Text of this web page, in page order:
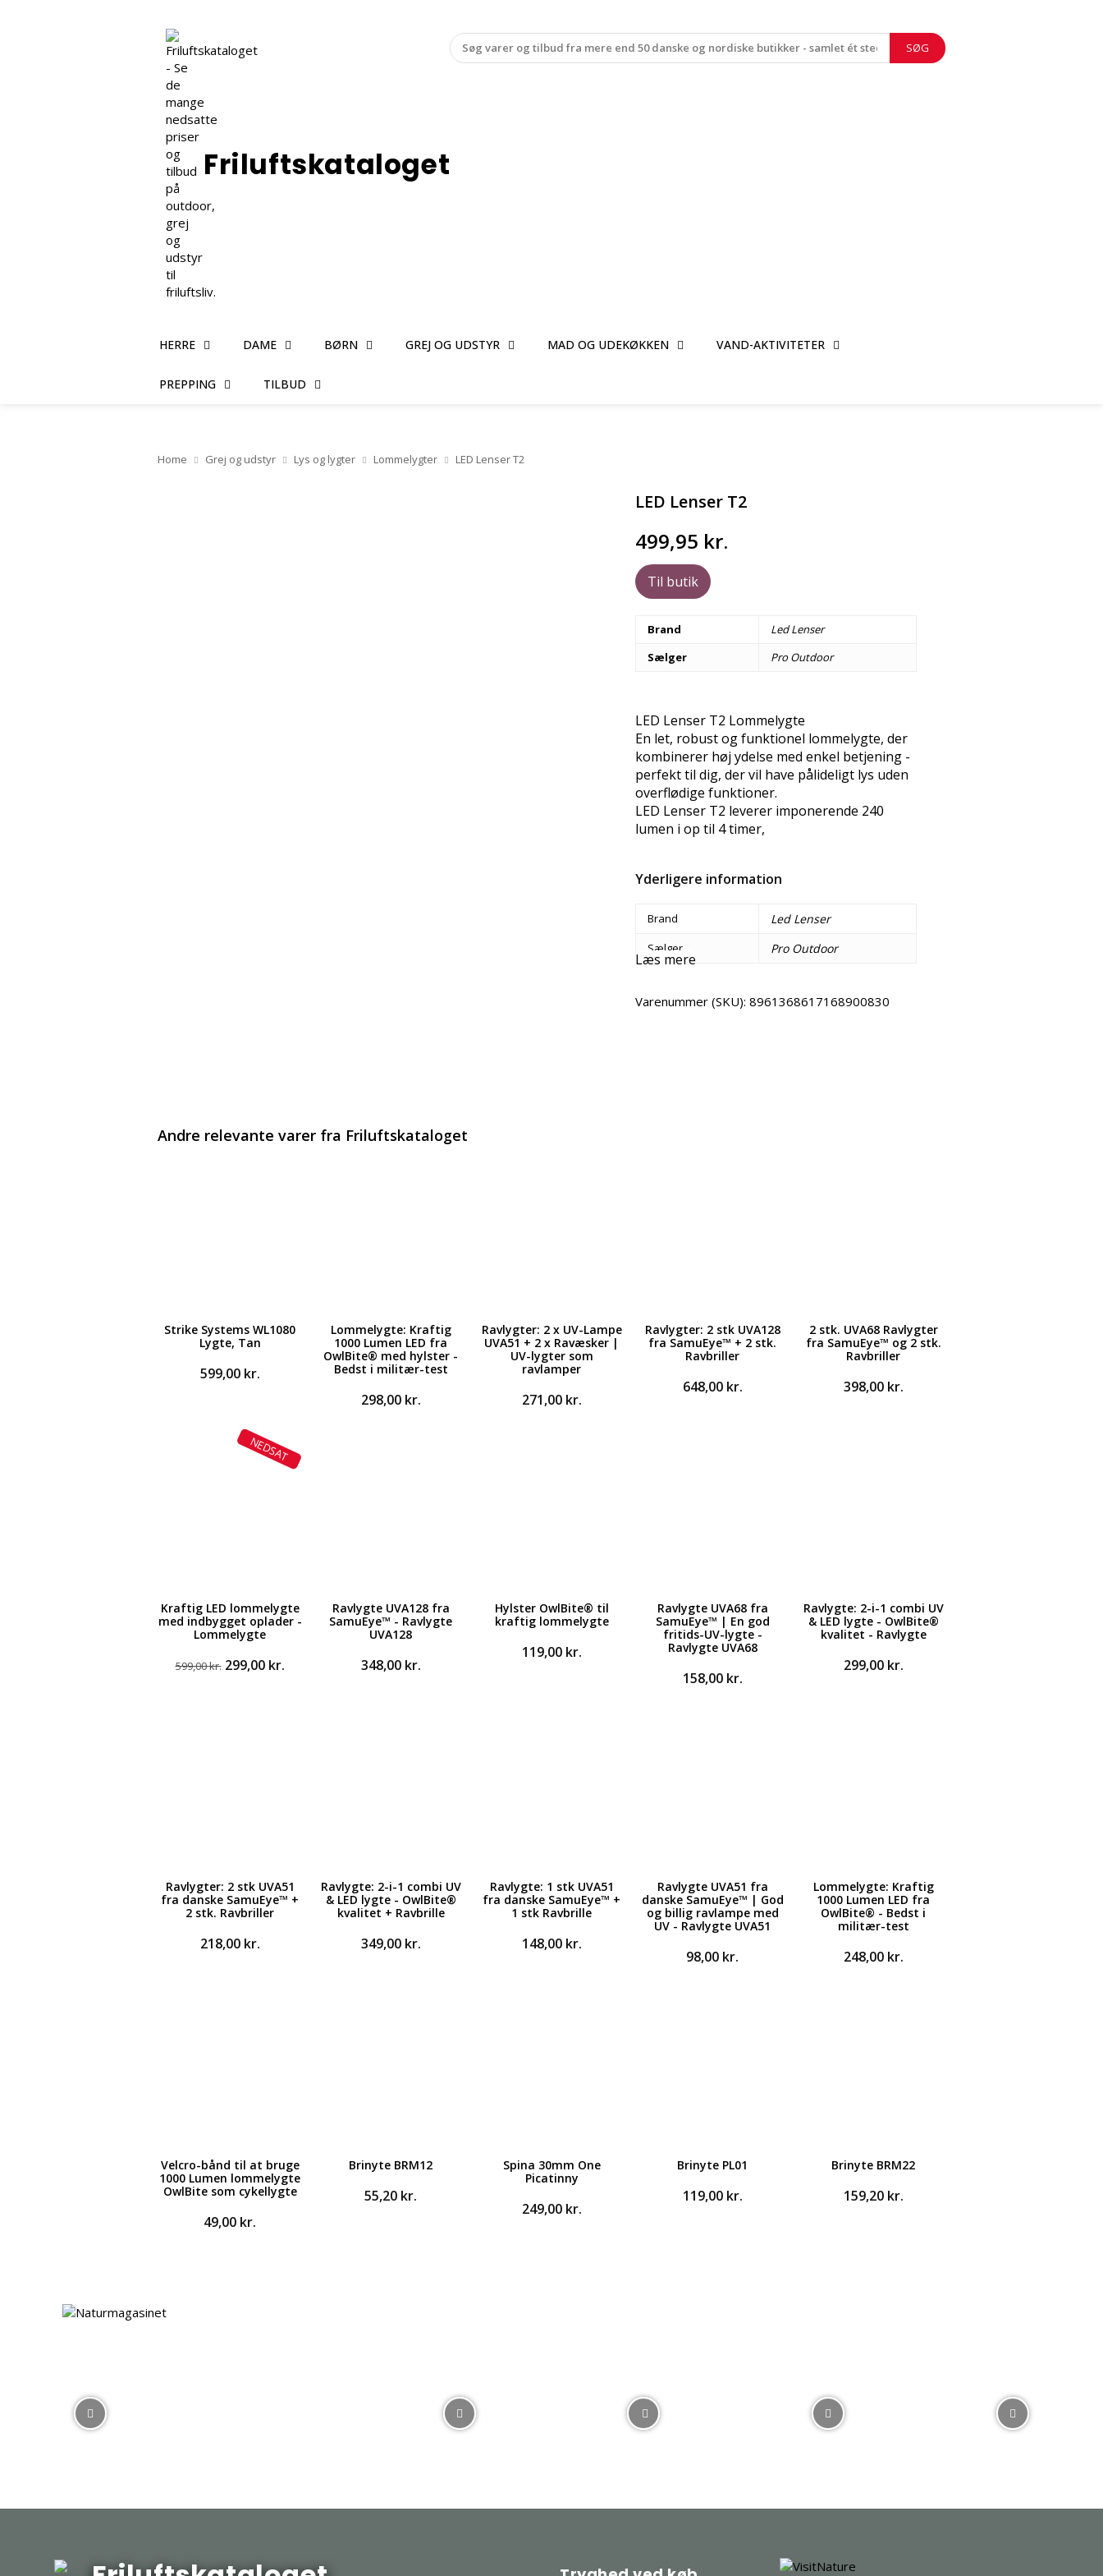
Friluftskataloget
SØG
HERRE DAME BØRN GREJ OG UDSTYR MAD OG UDEKØKKEN VAND-AKTIVITETER
PREPPING TILBUD
Home Grej og udstyr Lys og lygter Lommelygter LED Lenser T2
LED Lenser T2
499,95 kr.
Til butik
Brand
Led Lenser
Sælger
Pro Outdoor
LED Lenser T2 Lommelygte
En let, robust og funktionel lommelygte, der
kombinerer høj ydelse med enkel betjening -
perfekt til dig, der vil have pålideligt lys uden
overflødige funktioner.
LED Lenser T2 leverer imponerende 240
lumen i op til 4 timer,
Yderligere information
Brand Led Lenser
Sælger Pro Outdoor
Læs mere
Varenummer (SKU):8961368617168900830
Andre relevante varer fra Friluftskataloget
Strike Systems WL1080
Lygte, Tan
599,00 kr.
Lommelygte: Kraftig
1000 Lumen LED fra
OwlBite® med hylster -
Bedst i militær-test
298,00 kr.
Ravlygter: 2 x UV-Lampe
UVA51 + 2 x Ravæsker |
UV-lygter som
ravlamper
271,00 kr.
Ravlygter: 2 stk UVA128
fra SamuEye™ + 2 stk.
Ravbriller
648,00 kr.
2 stk. UVA68 Ravlygter
fra SamuEye™ og 2 stk.
Ravbriller
398,00 kr.
NEDSAT
Kraftig LED lommelygte
med indbygget oplader -
Lommelygte
599,00kr. Den
299,00 kr.Den
Ravlygte UVA128 fra
SamuEye™ - Ravlygte
UVA128
348,00 kr.
Hylster OwlBite® til
kraftig lommelygte
119,00 kr.
Ravlygte UVA68 fra
SamuEye™ | En god
fritids-UV-lygte -
Ravlygte UVA68
158,00 kr.
Ravlygte: 2-i-1 combi UV
& LED lygte - OwlBite®
kvalitet - Ravlygte
299,00 kr.
Ravlygter: 2 stk UVA51
fra danske SamuEye™ +
2 stk. Ravbriller
218,00 kr.
Ravlygte: 2-i-1 combi UV
& LED lygte - OwlBite®
kvalitet + Ravbrille
349,00 kr.
Ravlygte: 1 stk UVA51
fra danske SamuEye™ +
1 stk Ravbrille
148,00 kr.
Ravlygte UVA51 fra
danske SamuEye™ | God
og billig ravlampe med
UV - Ravlygte UVA51
98,00 kr.
Lommelygte: Kraftig
1000 Lumen LED fra
OwlBite® - Bedst i
militær-test
248,00 kr.
Velcro-bånd til at bruge
1000 Lumen lommelygte
OwlBite som cykellygte
49,00 kr.
Brinyte BRM12
55,20 kr.
Spina 30mm One
Picatinny
249,00 kr.
Brinyte PL01
119,00 kr.
Brinyte BRM22
159,20 kr.